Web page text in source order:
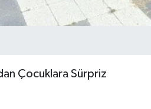
Çocuklara Sürpriz